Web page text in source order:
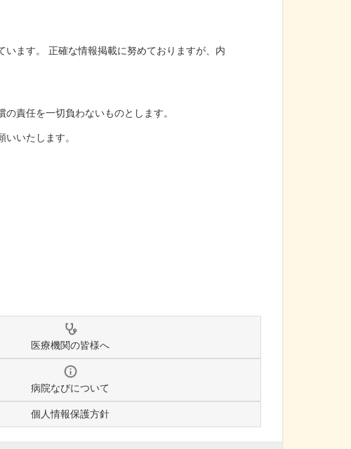
います。 正確な情報掲載に努めておりますが、内
の責任を一切負わないものとします。
いたします。
医療機関の皆様へ
病院なびについて
個人情報保護方針